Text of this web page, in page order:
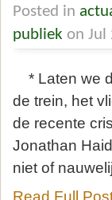
Posted in
publiek on Jul
* Laten we
de trein, het
de recente
Jonathan
niet of
Read Full